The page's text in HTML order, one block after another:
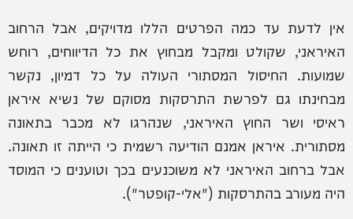
אין לדעת עד כמה הפרטים הללו מדויקים, אבל הרחוב
האיראני, שקולט ומקבל מבחוץ את כל הדיווחים, רוחש
שמועות. החיסול המסתורי העולה על כל דמיון, נקשר
מבחינתו גם לפרשת התרסקות מסוקם של נשיא איראן
ראיסי ושר החוץ האיראני, שנהרגו לא מכבר בתאונה
מסתורית. איראן אמנם הודיעה רשמית כי הייתה זו תאונה.
אבל ברחוב האיראני לא משוכנעים בכך וטוענים כי המוסד
היה מעורב בהתרסקות ("אלי-קופטר").